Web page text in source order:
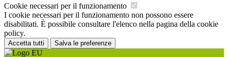
Cookie necessari per il funzionamento
I cookie necessari per il funzionamento non possono essere
disabilitati. È possibile consultare l'elenco nella pagina della cookie
policy.
Accetta tutti Salva le preferenze